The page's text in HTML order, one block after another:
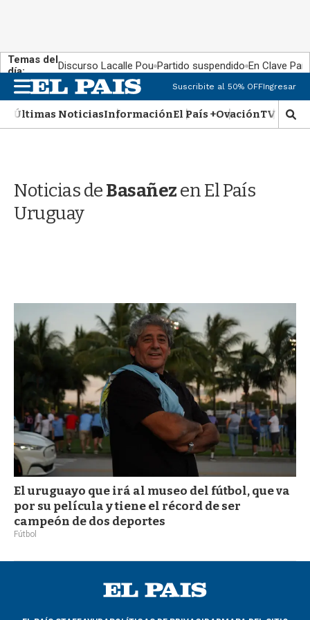
Temas del
día:
Discurso Lacalle Pou Partido suspendido En Clave País
M
e
n
u
Suscribite al 50% OFFIngresar
Últimas NoticiasInformaciónEl País +OvaciónTV Show
M
o
d
Noticias deBasañezen El País
Uruguay
El uruguayo que irá al museo del fútbol, que va
por su película y tiene el récord de ser
campeón de dos deportes
Fútbol